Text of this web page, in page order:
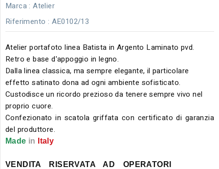
Marca : Atelier
Riferimento : AE0102/13
Atelier portafoto linea Batista in Argento Laminato pvd.
Retro e base d'appoggio in legno.
Dalla linea classica, ma sempre elegante, il particolare
effetto satinato dona ad ogni ambiente sofisticato.
Custodisce un ricordo prezioso da tenere sempre vivo nel
proprio cuore.
Confezionato in scatola griffata con certificato di garanzia
del produttore.
Made in Italy
VENDITA RISERVATA AD OPERATORI